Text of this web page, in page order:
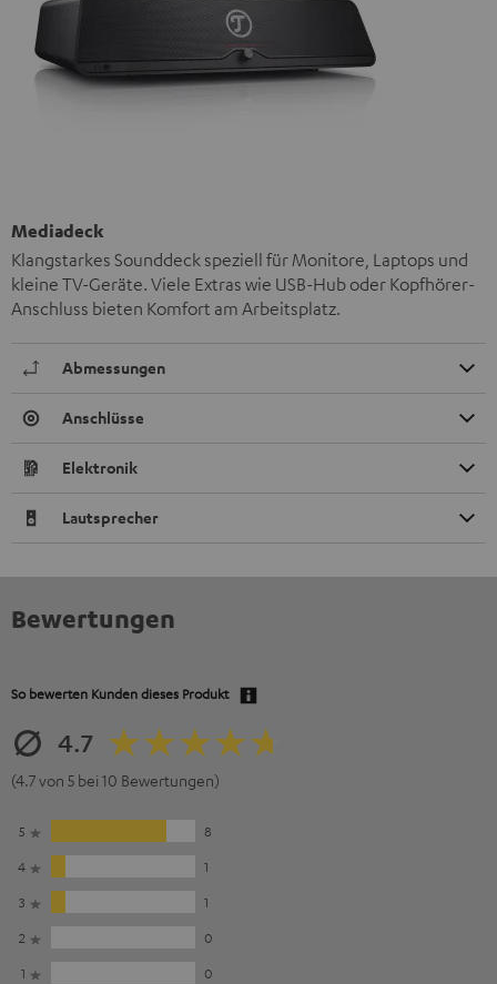
Mediadeck
Klangstarkes Sounddeck speziell für Monitore, Laptops und
kleine TV-Geräte. Viele Extras wie USB-Hub oder Kopfhörer-
Anschluss bieten Komfort am Arbeitsplatz.
Abmessungen
Anschlüsse
Elektronik
Lautsprecher
Bewertungen
So bewerten Kunden dieses Produkt
4.7
(4.7 von 5 bei 10 Bewertungen)
5
8
4
1
3
1
2
0
1
0